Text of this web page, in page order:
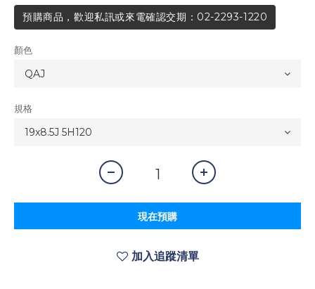
預購商品，歡迎私訊或來電確認交期：02-2293-1220
顏色
規格
現在預購
加入追蹤清單